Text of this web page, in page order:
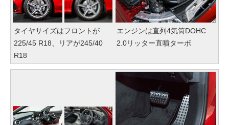
タイヤサイズはフロントが
225/45 R18、リアが245/40
R18
エンジンは直列4気筒DOHC
2.0リッター直噴ターボ